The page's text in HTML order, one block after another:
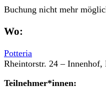
Buchung nicht mehr
Wo:
Potteria
Rheintorstr. 24 – Innenhof,
Teilnehmer*innen: